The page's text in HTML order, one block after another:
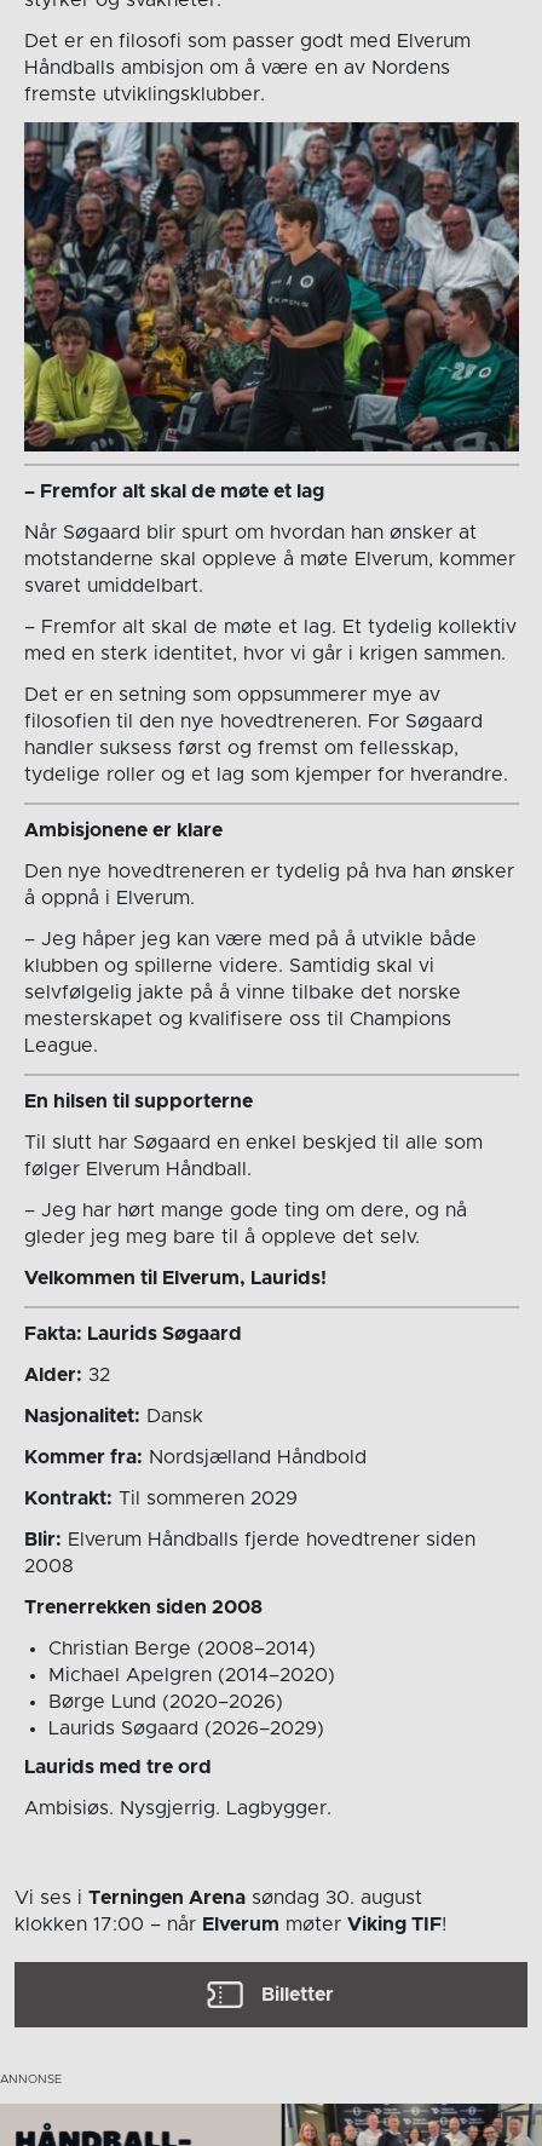
Det er en filosofi som passer godt med Elverum
Håndballs ambisjon om å være en av Nordens
fremste utviklingsklubber.
– Fremfor alt skal de møte et lag
Når Søgaard blir spurt om hvordan han ønsker at
motstanderne skal oppleve å møte Elverum, kommer
svaret umiddelbart.
– Fremfor alt skal de møte et lag. Et tydelig kollektiv
med en sterk identitet, hvor vi går i krigen sammen.
Det er en setning som oppsummerer mye av
filosofien til den nye hovedtreneren. For Søgaard
handler suksess først og fremst om fellesskap,
tydelige roller og et lag som kjemper for hverandre.
Ambisjonene er klare
Den nye hovedtreneren er tydelig på hva han ønsker
å oppnå i Elverum.
– Jeg håper jeg kan være med på å utvikle både
klubben og spillerne videre. Samtidig skal vi
selvfølgelig jakte på å vinne tilbake det norske
mesterskapet og kvalifisere oss til Champions
League.
En hilsen til supporterne
Til slutt har Søgaard en enkel beskjed til alle som
følger Elverum Håndball.
– Jeg har hørt mange gode ting om dere, og nå
gleder jeg meg bare til å oppleve det selv.
Velkommen til Elverum, Laurids!
Fakta: Laurids Søgaard
Alder: 32
Nasjonalitet: Dansk
Kommer fra: Nordsjælland Håndbold
Kontrakt: Til sommeren 2029
Blir: Elverum Håndballs fjerde hovedtrener siden
2008
Trenerrekken siden 2008
Christian Berge (2008–2014)
Michael Apelgren (2014–2020)
Børge Lund (2020–2026)
Laurids Søgaard (2026–2029)
Laurids med tre ord
Ambisiøs. Nysgjerrig. Lagbygger.
Vi ses i Terningen Arena søndag 30. august
klokken 17:00 – når Elverum møter Viking TIF!
Billetter